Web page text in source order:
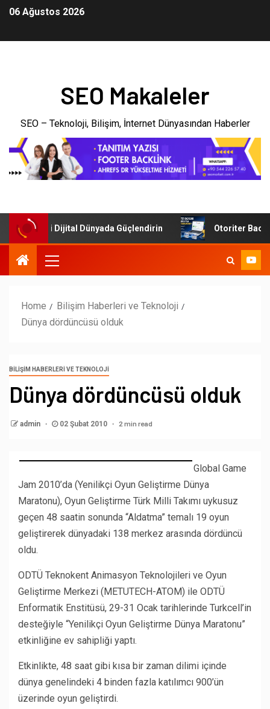
06 Ağustos 2026
SEO Makaleler
SEO – Teknoloji, Bilişim, İnternet Dünyasından Haberler
Dijital Dünyada Güçlendirin Otoriter Backlink
Home
Bilişim Haberleri ve Teknoloji
Dünya dördüncüsü olduk
BILIŞIM HABERLERI VE TEKNOLOJI
Dünya dördüncüsü olduk
admin 02 Şubat 2010 2 min read
Global Game
Jam 2010’da (Yenilikçi Oyun Geliştirme Dünya
Maratonu), Oyun Geliştirme Türk Milli Takımı uykusuz
geçen 48 saatin sonunda “Aldatma” temalı 19 oyun
geliştirerek dünyadaki 138 merkez arasında dördüncü
oldu.
ODTÜ Teknokent Animasyon Teknolojileri ve Oyun
Geliştirme Merkezi (METUTECH-ATOM) ile ODTÜ
Enformatik Enstitüsü, 29-31 Ocak tarihlerinde Turkcell’in
desteğiyle “Yenilikçi Oyun Geliştirme Dünya Maratonu”
etkinliğine ev sahipliği yaptı.
Etkinlikte, 48 saat gibi kısa bir zaman dilimi içinde
dünya genelindeki 4 binden fazla katılımcı 900’ün
üzerinde oyun geliştirdi.